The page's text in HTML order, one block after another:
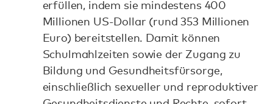
erfüllen, indem sie mindestens 400
Millionen US-Dollar (rund 353 Millionen
Euro) bereitstellen. Damit können
Schulmahlzeiten sowie der Zugang zu
Bildung und Gesundheitsfürsorge,
einschließlich sexueller und reproduktiver